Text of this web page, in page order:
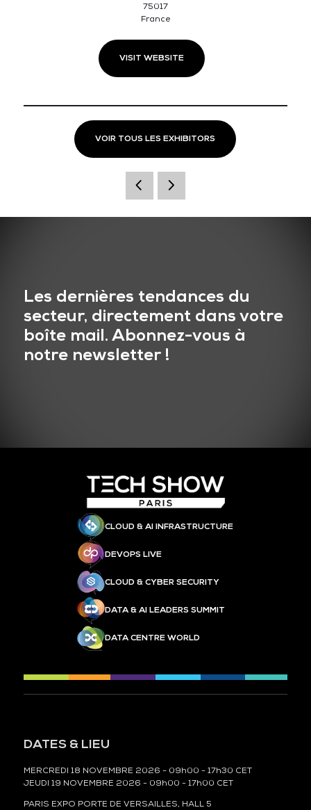
75017
France
VISIT WEBSITE
VOIR TOUS LES EXHIBITORS
Les dernières tendances du
secteur, directement dans votre
boîte mail. Abonnez-vous à
notre newsletter !
CLOUD & AI INFRASTRUCTURE
DEVOPS LIVE
CLOUD & CYBER SECURITY
DATA & AI LEADERS SUMMIT
DATA CENTRE WORLD
DATES & LIEU
MERCREDI 18 NOVEMBRE 2026 - 09h00 - 17h30 CET
JEUDI 19 NOVEMBRE 2026 - 09h00 - 17h00 CET
PARIS EXPO PORTE DE VERSAILLES, HALL 5